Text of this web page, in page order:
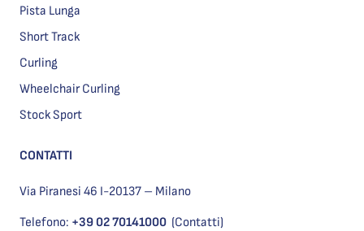
Pista Lunga
Short Track
Curling
Wheelchair Curling
Stock Sport
CONTATTI
Via Piranesi 46 I-20137 – Milano
Telefono: +39 02 70141000 (Contatti)